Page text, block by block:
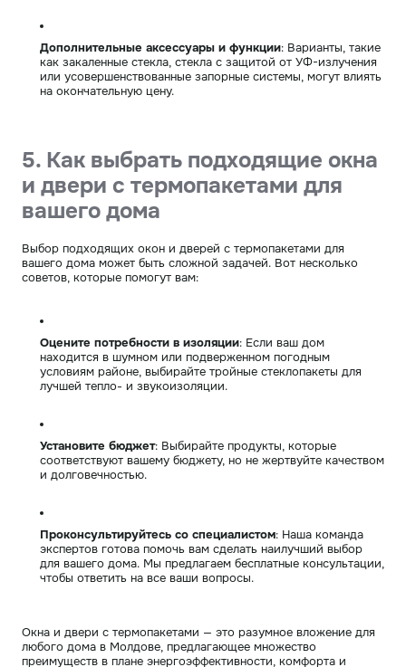
Дополнительные аксессуары и функции: Варианты, такие
как закаленные стекла, стекла с защитой от УФ-излучения
или усовершенствованные запорные системы, могут влиять
на окончательную цену.
5. Как выбрать подходящие окна
и двери с термопакетами для
вашего дома
Выбор подходящих окон и дверей с термопакетами для
вашего дома может быть сложной задачей. Вот несколько
советов, которые помогут вам:
Оцените потребности в изоляции: Если ваш дом
находится в шумном или подверженном погодным
условиям районе, выбирайте тройные стеклопакеты для
лучшей тепло- и звукоизоляции.
Установите бюджет: Выбирайте продукты, которые
соответствуют вашему бюджету, но не жертвуйте качеством
и долговечностью.
Проконсультируйтесь со специалистом: Наша команда
экспертов готова помочь вам сделать наилучший выбор
для вашего дома. Мы предлагаем бесплатные консультации,
чтобы ответить на все ваши вопросы.
Окна и двери с термопакетами — это разумное вложение для
любого дома в Молдове, предлагающее множество
преимуществ в плане энергоэффективности, комфорта и